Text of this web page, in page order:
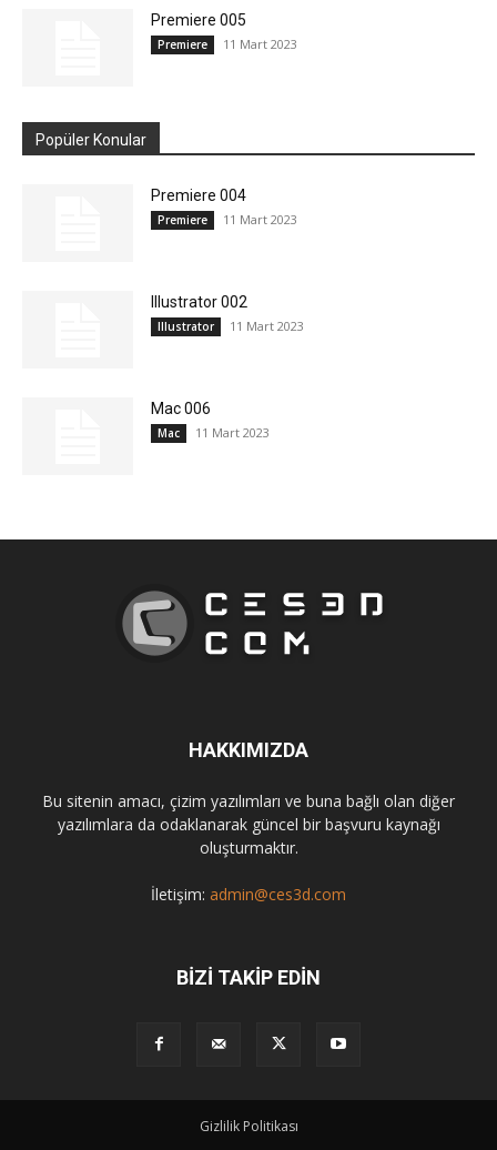
Premiere 005
Premiere 11 Mart 2023
Popüler Konular
Premiere 004
Premiere 11 Mart 2023
Illustrator 002
Illustrator 11 Mart 2023
Mac 006
Mac 11 Mart 2023
HAKKIMIZDA
Bu sitenin amacı, çizim yazılımları ve buna bağlı olan diğer
yazılımlara da odaklanarak güncel bir başvuru kaynağı
oluşturmaktır.
İletişim: admin@ces3d.com
BİZİ TAKİP EDİN
Gizlilik Politikası